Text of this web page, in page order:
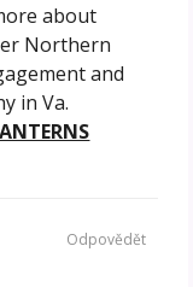
about
Northern
and
in Va.
Odpovědět